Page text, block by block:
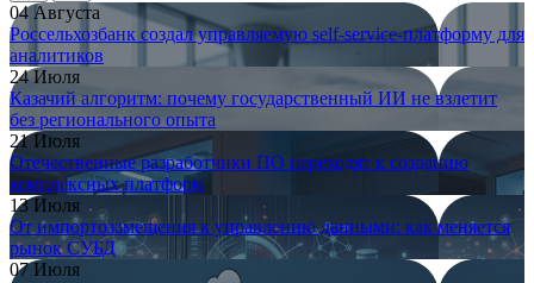
04 Августа
Россельхозбанк создал управляемую self-service-платформу для
аналитиков
24 Июля
Казачий алгоритм: почему государственный ИИ не взлетит
без регионального опыта
21 Июля
Отечественные разработчики ПО переходят к созданию
комплексных платформ
13 Июля
От импортозамещения к управлению данными: как меняется
рынок СУБД
07 Июля